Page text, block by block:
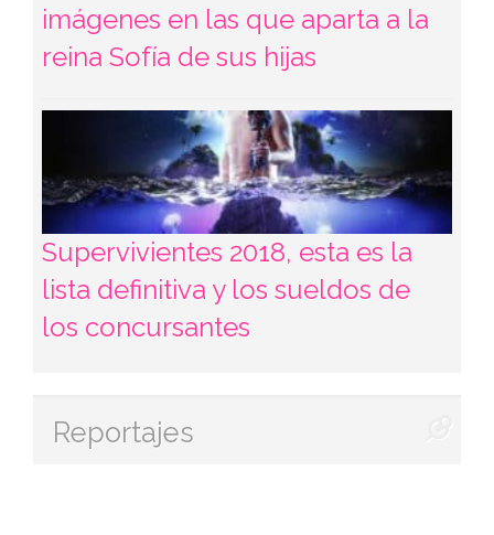
imágenes en las que aparta a la
reina Sofía de sus hijas
Supervivientes 2018, esta es la
lista definitiva y los sueldos de
los concursantes
Reportajes